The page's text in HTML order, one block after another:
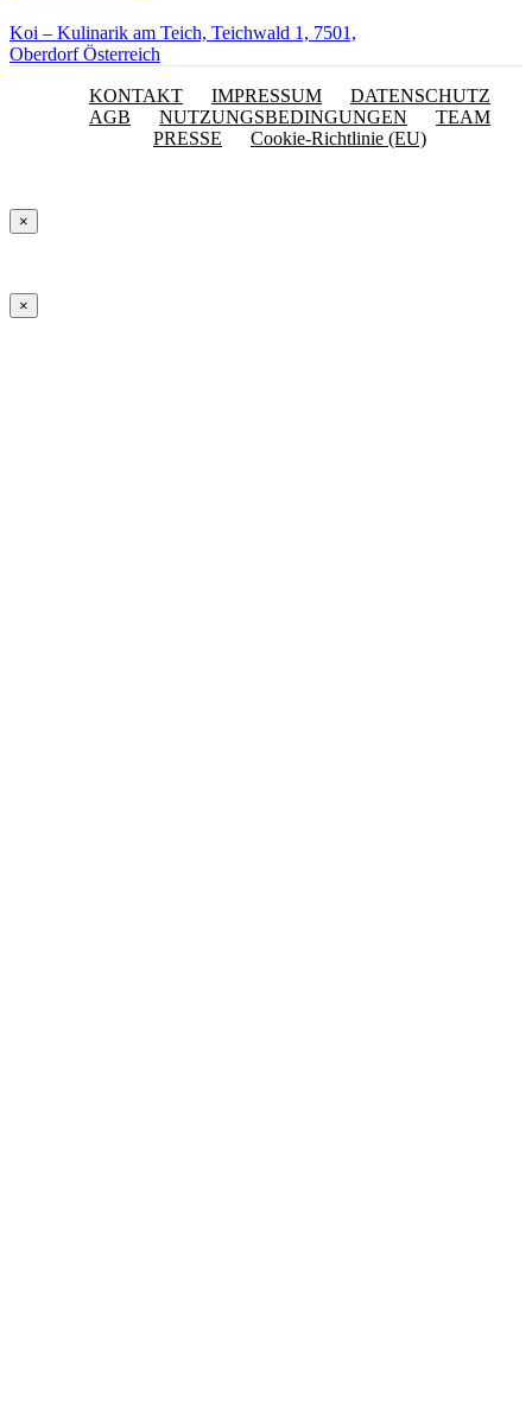
Koi – Kulinarik am Teich, Teichwald 1, 7501,
Oberdorf Österreich
KONTAKT IMPRESSUM
DATENSCHUTZ
AGB
NUTZUNGSBEDINGUNGEN
TEAM
PRESSE
Cookie-Richtlinie (EU)
×
×